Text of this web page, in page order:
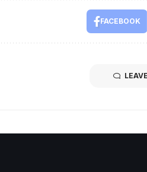
FACEBOOK